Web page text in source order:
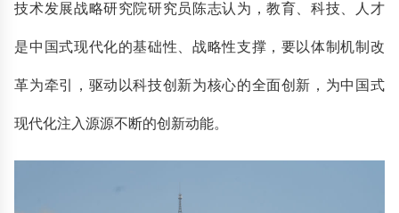
技术发展战略研究院研究员陈志认为，教育、科技、人才
是中国式现代化的基础性、战略性支撑，要以体制机制改
革为牵引，驱动以科技创新为核心的全面创新，为中国式
现代化注入源源不断的创新动能。